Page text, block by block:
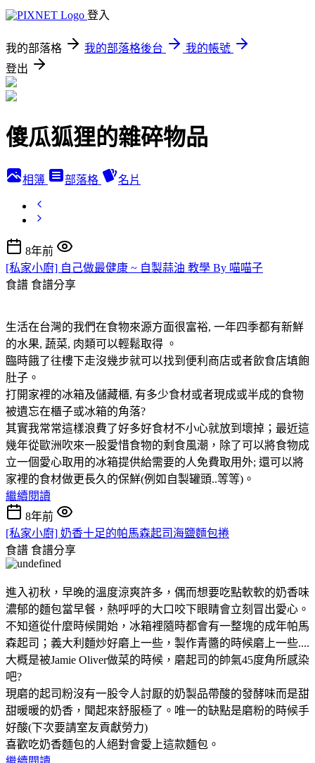
登入
我的部落格 我的部落格後台
我的帳號
登出
傻瓜狐狸的雜碎物品
相簿 部落格 名片
8年前
[私家小廚] 自己做最健康 ~ 自製蒜油 教學 By 喵喵子
食譜 食譜分享
生活在台灣的我們在食物來源方面很富裕, 一年四季都有新鮮
的水果, 蔬菜, 肉類可以輕鬆取得 。
臨時餓了往樓下走沒幾步就可以找到便利商店或者飲食店填飽
肚子。
打開家裡的冰箱及儲藏櫃, 有多少食材或者現成或半成的食物
被遺忘在櫃子或冰箱的角落?
其實我常常這樣浪費了好多好食材不小心就放到壞掉；最近這
幾年從歐洲吹來一股愛惜食物的剩食風潮，除了可以將食物成
立一個愛心取用的冰箱提供給需要的人免費取用外; 還可以將
家裡的食材做更長久的保鮮(例如自製罐頭..等等)。
繼續閱讀
8年前
[私家小廚] 奶香十足的帕馬森起司海鹽麵包捲
食譜 食譜分享
進入初秋，早晚的溫度涼爽許多，偶而想要吃點軟軟的奶香味
濃郁的麵包當早餐，熱呼呼的大口咬下眼睛會立刻冒出愛心。
不知道從什麼時候開始，冰箱裡隨時都會有一整塊的成年帕馬
森起司；義大利麵炒好磨上一些，製作青醬的時候磨上一些....
大概是被Jamie Oliver做菜的時候，磨起司的帥氣45度角所感染
吧?
現磨的起司粉沒有一股令人討厭的奶製品帶酸的發酵味而是甜
甜暖暖的奶香，聞起來舒服極了。唯一的缺點是磨粉的時候手
好酸(下次要請室友貢獻勞力)
喜歡吃奶香麵包的人絕對會愛上這款麵包。